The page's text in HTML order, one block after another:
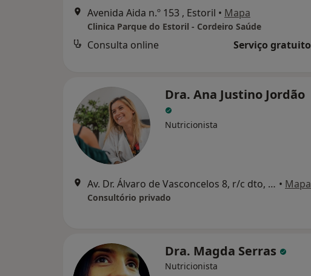
Avenida Aida n.º 153 , Estoril • Mapa
Clinica Parque do Estoril - Cordeiro Saúde
Consulta online Serviço gratuito
Dra. Ana Justino Jordão
Nutricionista
Av. Dr. Álvaro de Vasconcelos 8, r/c dto, Sintra • Mapa
Consultório privado
Dra. Magda Serras
Nutricionista